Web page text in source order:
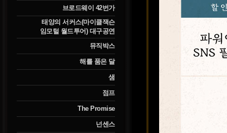
브로드웨이 42번가
태양의 서커스(마이클잭슨
임모털 월드투어) 대구공연
뮤직박스
해를 품은 달
샘
점프
The Promise
넌센스